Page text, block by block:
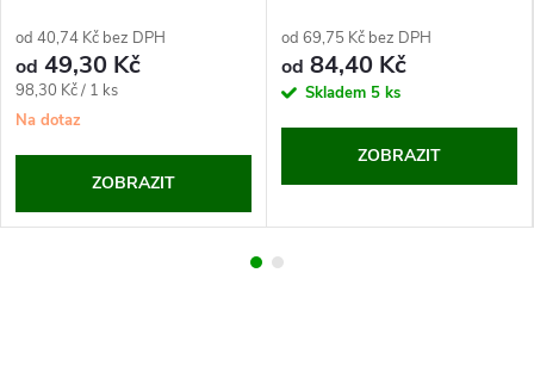
od 40,74 Kč bez DPH
od 49,30 Kč
Měrná
cena:
98,30 Kč / 1 ks
Na dotaz
ZOBRAZIT
od 69,75 Kč bez DPH
od 84,40 Kč
Skladem 5 ks
ZOBRAZIT